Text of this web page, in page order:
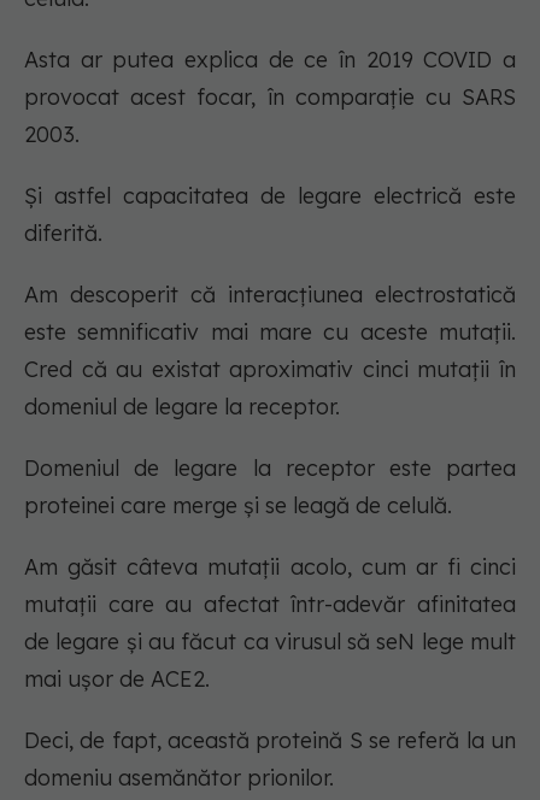
Asta ar putea explica de ce în 2019 COVID a
provocat acest focar, în comparație cu SARS
2003.
Și astfel capacitatea de legare electrică este
diferită.
Am descoperit că interacțiunea electrostatică
este semnificativ mai mare cu aceste mutații.
Cred că au existat aproximativ cinci mutații în
domeniul de legare la receptor.
Domeniul de legare la receptor este partea
proteinei care merge și se leagă de celulă.
Am găsit câteva mutații acolo, cum ar fi cinci
mutații care au afectat într-adevăr afinitatea
de legare și au făcut ca virusul să seN lege mult
mai ușor de ACE2.
Deci, de fapt, această proteină S se referă la un
domeniu asemănător prionilor.